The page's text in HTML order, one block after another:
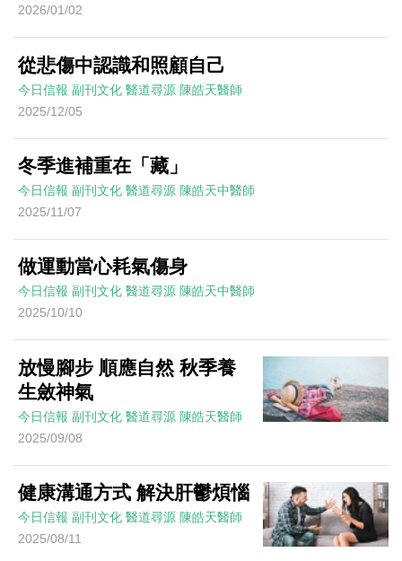
2026/01/02
從悲傷中認識和照顧自己
今日信報 副刊文化 醫道尋源 陳皓天醫師
2025/12/05
冬季進補重在「藏」
今日信報 副刊文化 醫道尋源 陳皓天中醫師
2025/11/07
做運動當心耗氣傷身
今日信報 副刊文化 醫道尋源 陳皓天中醫師
2025/10/10
放慢腳步 順應自然 秋季養
生斂神氣
今日信報 副刊文化 醫道尋源 陳皓天醫師
2025/09/08
健康溝通方式 解決肝鬱煩惱
今日信報 副刊文化 醫道尋源 陳皓天醫師
2025/08/11